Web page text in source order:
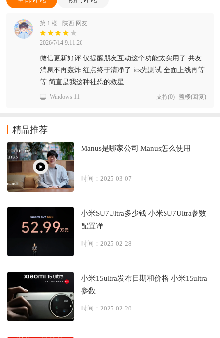
第 1 楼 陕西 网友
2026/7/14 9:11:26
微信更新好评 仅提醒朋友互动这个功能太实用了 共友
消息不再轰炸 红点终于清净了 ios先测试 全面上线再等
等 简直是我这种社恐的救星
Windows 11 支持(0) 盖楼(回复)
精品推荐
Manus是哪家公司 Manus怎么使用
时间：2025-03-07
小米SU7Ultra多少钱 小米SU7Ultra参数
配置详
时间：2025-02-28
小米15ultra发布日期和价格 小米15ultra
参数
时间：2025-02-20